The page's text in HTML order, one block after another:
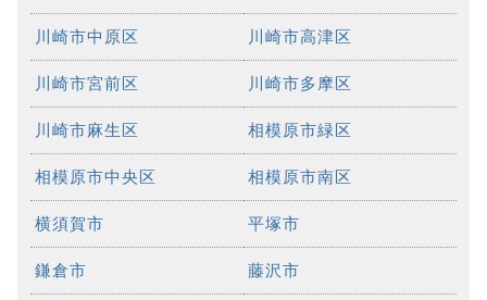
川崎市中原区 川崎市高津区
川崎市宮前区 川崎市多摩区
川崎市麻生区 相模原市緑区
相模原市中央区 相模原市南区
横須賀市 平塚市
鎌倉市 藤沢市